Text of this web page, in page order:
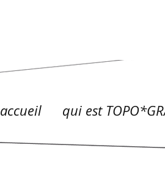
accueil qui est